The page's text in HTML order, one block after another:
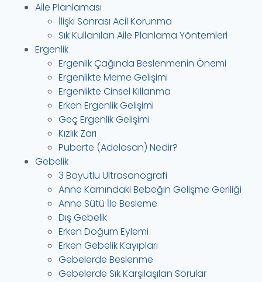
Aile Planlaması
İlişki Sonrası Acil Korunma
Sık Kullanılan Aile Planlama Yöntemleri
Ergenlik
Ergenlik Çağında Beslenmenin Önemi
Ergenlikte Meme Gelişimi
Ergenlikte Cinsel Kıllanma
Erken Ergenlik Gelişimi
Geç Ergenlik Gelişimi
Kızlık Zarı
Puberte (Adelosan) Nedir?
Gebelik
3 Boyutlu Ultrasonografi
Anne Karnındaki Bebeğin Gelişme Geriliği
Anne Sütü İle Besleme
Dış Gebelik
Erken Doğum Eylemi
Erken Gebelik Kayıpları
Gebelerde Beslenme
Gebelerde Sık Karşılaşılan Sorular